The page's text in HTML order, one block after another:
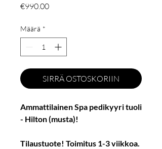
€990.00Hinta
Määrä *
SIRRÄ OSTOSKORIIN
Ammattilainen Spa pedikyyri tuoli
- Hilton (musta)!
Tilaustuote! Toimitus 1-3 viikkoa.